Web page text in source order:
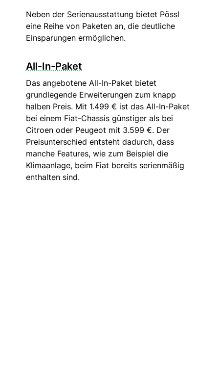
Neben der Serienausstattung bietet Pössl
eine Reihe von Paketen an, die deutliche
Einsparungen ermöglichen.
All-In-Paket
Das angebotene All-In-Paket bietet
grundlegende Erweiterungen zum knapp
halben Preis. Mit 1.499 € ist das All-In-Paket
bei einem Fiat-Chassis günstiger als bei
Citroen oder Peugeot mit 3.599 €. Der
Preisunterschied entsteht dadurch, dass
manche Features, wie zum Beispiel die
Klimaanlage, beim Fiat bereits serienmäßig
enthalten sind.